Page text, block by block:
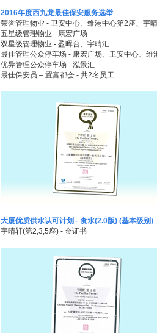
2016年度西九龙最佳保安服务选举
荣誉管理物业 - 卫安中心、维港中心第2座、宇
五星级管理物业 - 康宏广场
双星级管理物业 - 盈晖台、宇晴汇
最佳管理公众停车场 - 康宏广场、卫安中心、
优异管理公众停车场 - 泓景汇
最佳保安员 – 置富都会 - 共2名员工
大厦优质供水认可计划– 食水(2.0版) (基本级别)
宇晴轩(第2,3,5座) - 金证书